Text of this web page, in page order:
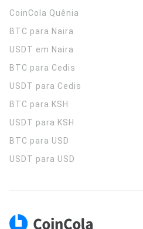
CoinCola Quênia
BTC para Naira
USDT em Naira
BTC para Cedis
USDT para Cedis
BTC para KSH
USDT para KSH
BTC para USD
USDT para USD